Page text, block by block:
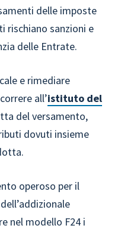
delle imposte
rischiano sanzioni e
delle Entrate.
e rimediare
all’istituto del
del versamento,
dovuti insieme
operoso per il
nel modello F24 i